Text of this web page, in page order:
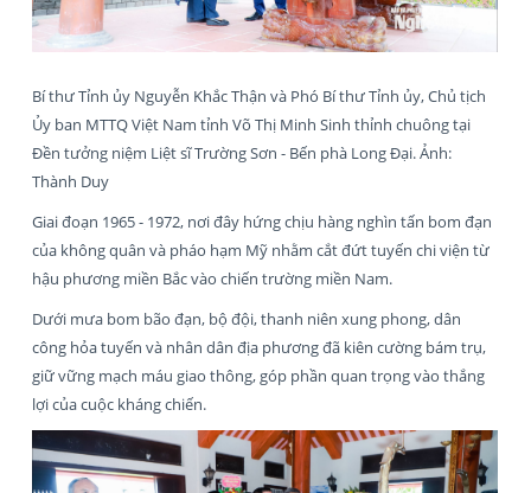
Bí thư Tỉnh ủy Nguyễn Khắc Thận và Phó Bí thư Tỉnh ủy, Chủ tịch
Ủy ban MTTQ Việt Nam tỉnh Võ Thị Minh Sinh thỉnh chuông tại
Đền tưởng niệm Liệt sĩ Trường Sơn - Bến phà Long Đại. Ảnh:
Thành Duy
Giai đoạn 1965 - 1972, nơi đây hứng chịu hàng nghìn tấn bom đạn
của không quân và pháo hạm Mỹ nhằm cắt đứt tuyến chi viện từ
hậu phương miền Bắc vào chiến trường miền Nam.
Dưới mưa bom bão đạn, bộ đội, thanh niên xung phong, dân
công hỏa tuyến và nhân dân địa phương đã kiên cường bám trụ,
giữ vững mạch máu giao thông, góp phần quan trọng vào thắng
lợi của cuộc kháng chiến.